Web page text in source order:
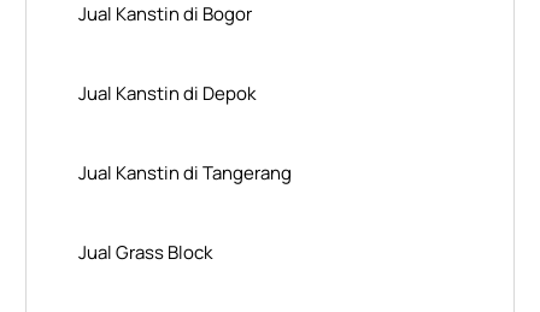
Jual Kanstin di Bogor
Jual Kanstin di Depok
Jual Kanstin di Tangerang
Jual Grass Block